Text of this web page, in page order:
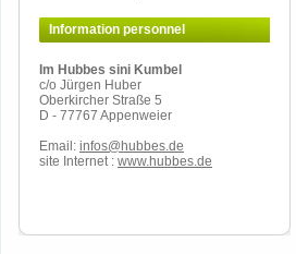
Information personnel
Im Hubbes sini Kumbel
c/o Jürgen Huber
Oberkircher Straße 5
D - 77767 Appenweier
Email: infos@hubbes.de
site Internet : www.hubbes.de